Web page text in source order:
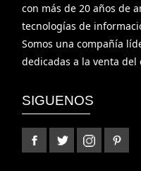
con más de 20 años de
tecnologías de
Somos una compañía
dedicadas a la venta
SIGUENOS